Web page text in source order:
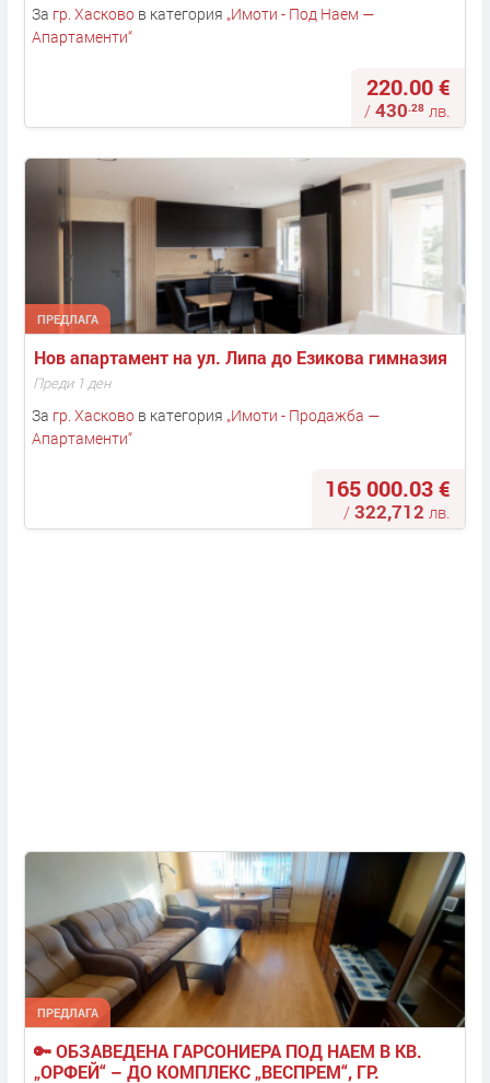
За гр. Хасковов категория „Имоти - Под Наем —
Апартаменти“
220.00 €
/430.28 лв.
ПРЕДЛАГА
Нов апартамент на ул. Липа до Езикова гимназия
Преди 1 ден
За гр. Хасковов категория „Имоти - Продажба —
Апартаменти“
165 000.03 €
/322,712 лв.
ПРЕДЛАГА
🔑 ОБЗАВЕДЕНА ГАРСОНИЕРА ПОД НАЕМ В КВ.
„ОРФЕЙ“ – ДО КОМПЛЕКС „ВЕСПРЕМ“, ГР.